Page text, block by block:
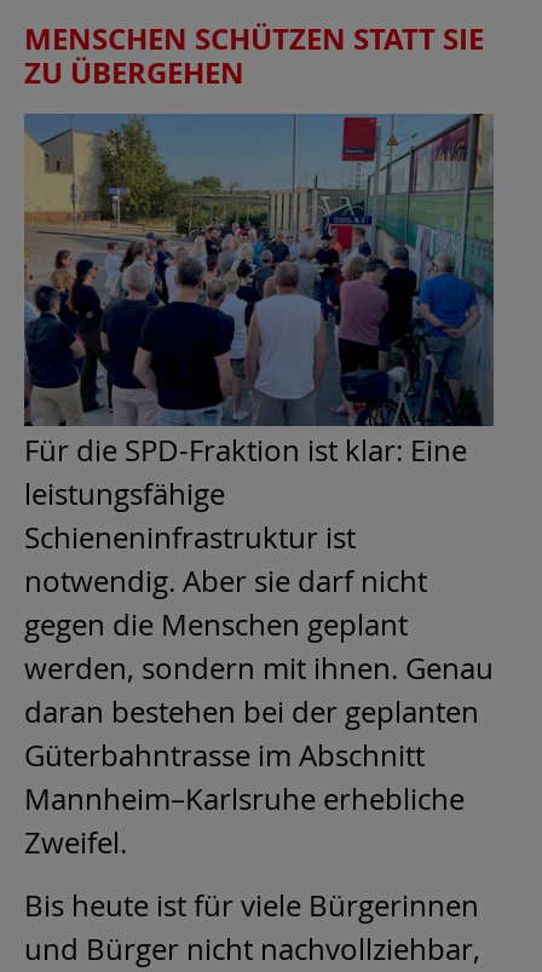
MENSCHEN SCHÜTZEN STATT SIE
ZU ÜBERGEHEN
Für die SPD-Fraktion ist klar: Eine
leistungsfähige
Schieneninfrastruktur ist
notwendig. Aber sie darf nicht
gegen die Menschen geplant
werden, sondern mit ihnen. Genau
daran bestehen bei der geplanten
Güterbahntrasse im Abschnitt
Mannheim–Karlsruhe erhebliche
Zweifel.
Bis heute ist für viele Bürgerinnen
und Bürger nicht nachvollziehbar,